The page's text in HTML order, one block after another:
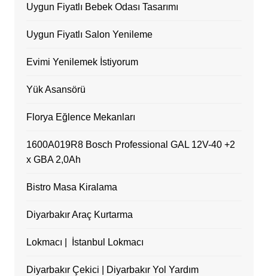
Uygun Fiyatlı Bebek Odası Tasarımı
Uygun Fiyatlı Salon Yenileme
Evimi Yenilemek İstiyorum
Yük Asansörü
Florya Eğlence Mekanları
1600A019R8 Bosch Professional GAL 12V-40 +2
x GBA 2,0Ah
Bistro Masa Kiralama
Diyarbakır Araç Kurtarma
Lokmacı | İstanbul Lokmacı
Diyarbakır Çekici | Diyarbakır Yol Yardım